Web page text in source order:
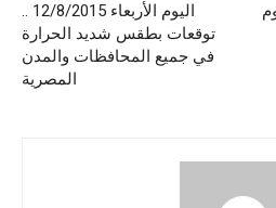
اليوم الأربعاء 12/8/2015 ..
توقعات بطقس شديد الحرارة
في جميع المحافظات والمدن
المصرية